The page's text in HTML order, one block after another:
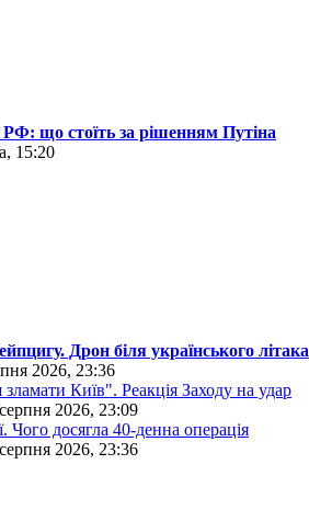
РФ: що стоїть за рішенням Путіна
15:20
Дрон біля українського літака
2026, 23:36
Київ". Реакція Заходу на удар
2026, 23:09
Чого досягла 40-денна операція
2026, 23:36